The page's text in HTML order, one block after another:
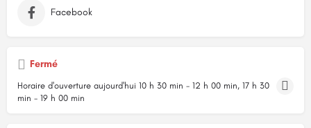
Facebook
Fermé
Horaire d'ouverture aujourd'hui 10 h 30 min - 12 h 00 min, 17 h 30
min - 19 h 00 min